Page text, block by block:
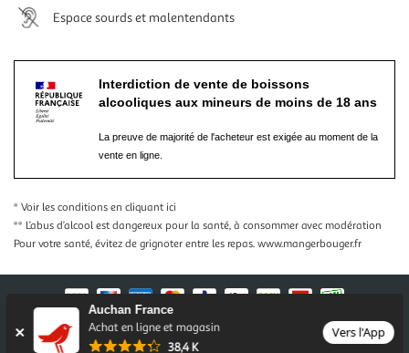
Auchan France
Achat en ligne et magasin
38,4 K
Vers l'App
Espace sourds et malentendants
Interdiction de vente de boissons
alcooliques aux mineurs de moins de 18 ans
La preuve de majorité de l'acheteur est exigée au moment de la
vente en ligne.
* Voir les conditions en cliquant ici
** L’abus d’alcool est dangereux pour la santé, à consommer avec modération
Pour votre santé, évitez de grignoter entre les repas. www.mangerbouger.fr
Nos conditions générales
Mentions légales